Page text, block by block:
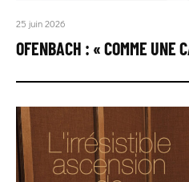
25 juin 2026
OFENBACH : « COMME UNE